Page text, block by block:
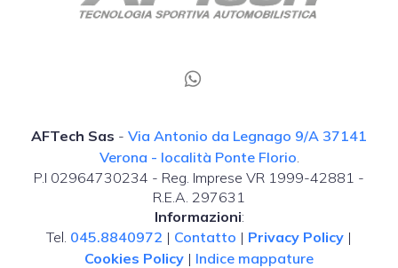
AFTech Sas - Via Antonio da Legnago 9/A 37141
Verona - località Ponte Florio
P.I 02964730234 - Reg. Imprese VR 1999-42881 -
R.E.A. 297631
Informazioni:
Tel. 045.8840972 | Contatto | Privacy Policy |
Cookies Policy | Indice mappature